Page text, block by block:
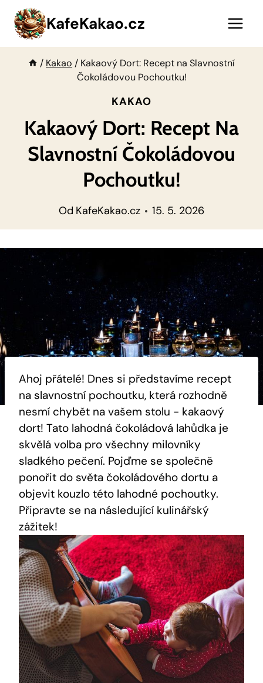
Přeskočit
obsah
KafeKakao.cz
/ Kakao / Kakaový Dort: Recept na Slavnostní
Čokoládovou Pochoutku!
KAKAO
Kakaový Dort: Recept Na
Slavnostní Čokoládovou
Pochoutku!
Od KafeKakao.cz 15. 5. 2026
Ahoj ⁤přátelé! Dnes si představíme recept
na⁢ slavnostní ​pochoutku, která rozhodně
nesmí chybět ‍na vašem stolu ⁢- kakaový
‍dort! Tato lahodná ​čokoládová lahůdka je​
skvělá⁣ volba pro ‌všechny milovníky
sladkého ‍pečení. Pojďme se společně
ponořit do světa čokoládového dortu a
objevit kouzlo této lahodné pochoutky.⁢
Připravte se⁤ na následující kulinářský
zážitek!